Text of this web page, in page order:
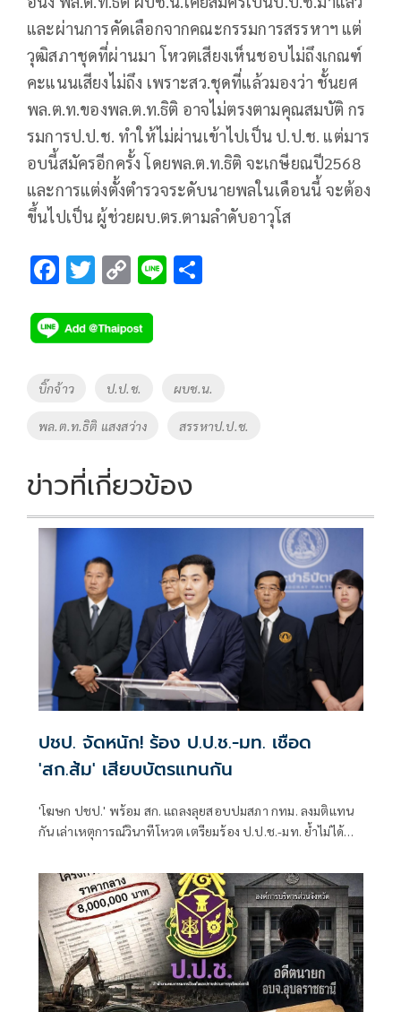
และผ่านการคัดเลือกจากคณะกรรมการสรรหาฯ แต่
วุฒิสภาชุดที่ผ่านมา โหวตเสียงเห็นชอบไม่ถึงเกณฑ์
คะแนนเสียงไม่ถึง เพราะสว.ชุดที่แล้วมองว่า ชั้นยศ
พล.ต.ท.ของพล.ต.ท.ธิติ อาจไม่ตรงตามคุณสมบัติ กร
รมการป.ป.ช. ทำให้ไม่ผ่านเข้าไปเป็น ป.ป.ช. แต่มาร
อบนี้สมัครอีกครั้ง โดยพล.ต.ท.ธิติ จะเกษียณปี2568
และการแต่งตั้งตำรวจระดับนายพลในเดือนนี้ จะต้อง
ขึ้นไปเป็น ผู้ช่วยผบ.ตร.ตามลำดับอาวุโส
F
e
b
o
k
T
tt
er
C
p
y
Li
n
k
Li
Tags
บิ๊กจ้าว ป.ป.ช. ผบช.น.
พล.ต.ท.ธิติ แสงสว่าง สรรหาป.ป.ช.
ข่าวที่เกี่ยวข้อง
ปชป. จัดหนัก! ร้อง ป.ป.ช.-มท. เชือด
'สก.ส้ม' เสียบบัตรแทนกัน
'โฆษก ปชป.' พร้อม สก. แถลงลุยสอบปมสภา กทม. ลงมติแทน
กัน เล่าเหตุการณ์วินาทีโหวต เตรียมร้อง ป.ป.ช.-มท. ย้ำไม่ได้